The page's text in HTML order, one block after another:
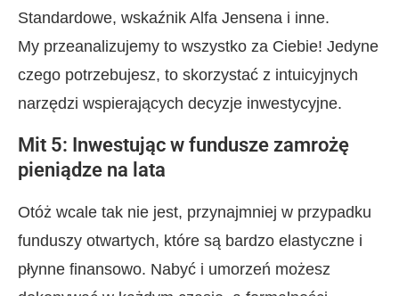
Standardowe, wskaźnik Alfa Jensena i inne.
My przeanalizujemy to wszystko za Ciebie! Jedyne
czego potrzebujesz, to skorzystać z intuicyjnych
narzędzi wspierających decyzje inwestycyjne.
Mit 5: Inwestując w fundusze zamrożę
pieniądze na lata
Otóż wcale tak nie jest, przynajmniej w przypadku
funduszy otwartych, które są bardzo elastyczne i
płynne finansowo. Nabyć i umorzeń możesz